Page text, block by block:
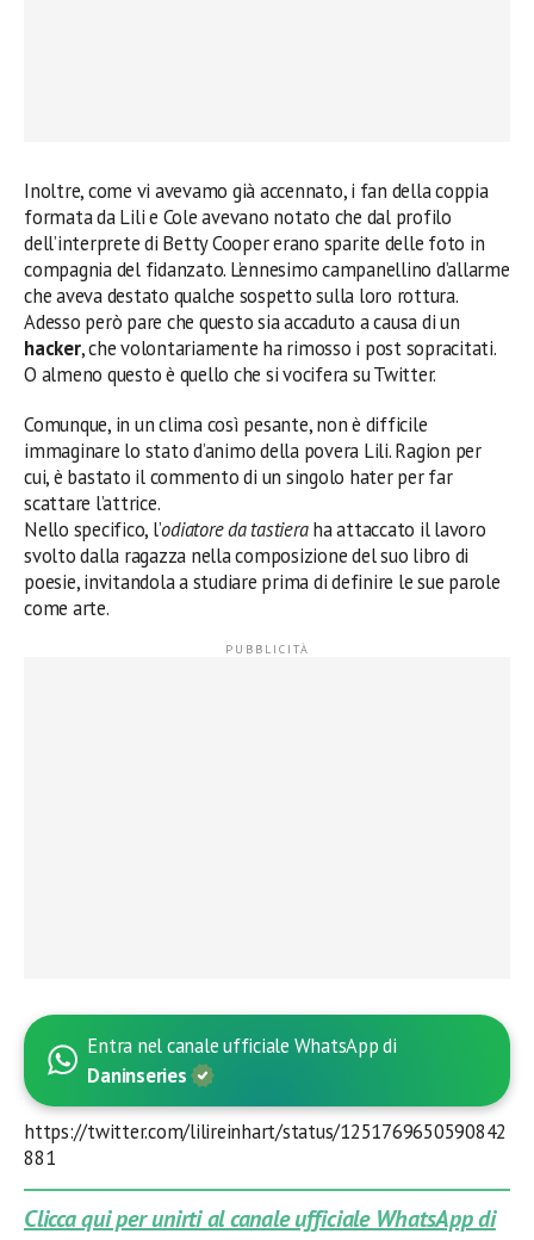
Inoltre, come vi avevamo già accennato, i fan della coppia
formata da Lili e Cole avevano notato che dal profilo
dell’interprete di Betty Cooper erano sparite delle foto in
compagnia del fidanzato. L’ennesimo campanellino d’allarme
che aveva destato qualche sospetto sulla loro rottura.
Adesso però pare che questo sia accaduto a causa di un
hacker, che volontariamente ha rimosso i post sopracitati.
O almeno questo è quello che si vocifera su Twitter.
Comunque, in un clima così pesante, non è difficile
immaginare lo stato d’animo della povera Lili. Ragion per
cui, è bastato il commento di un singolo hater per far
scattare l’attrice.
Nello specifico, l’odiatore da tastieraha attaccato il lavoro
svolto dalla ragazza nella composizione del suo libro di
poesie, invitandola a studiare prima di definire le sue parole
come arte.
Entra nel canale ufficiale WhatsApp di
Daninseries
https://twitter.com/lilireinhart/status/1251769650590842
881
Clicca qui per unirti al canale ufficiale WhatsApp di